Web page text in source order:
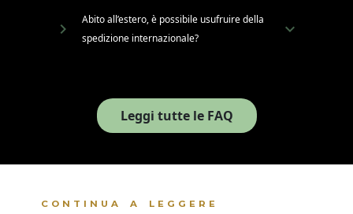
navigate_next
Abito all’estero, è possibile usufruire della
spedizione internazionale?
Leggi tutte le FAQ
CONTINUA A LEGGERE